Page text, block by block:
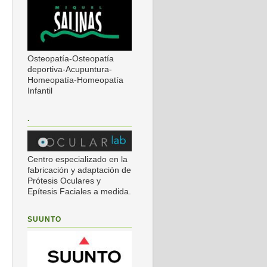
Osteopatía-Osteopatía
deportiva-Acupuntura-
Homeopatía-Homeopatía
Infantil
.
Centro especializado en la
fabricación y adaptación de
Prótesis Oculares y
Epítesis Faciales a medida.
SUUNTO